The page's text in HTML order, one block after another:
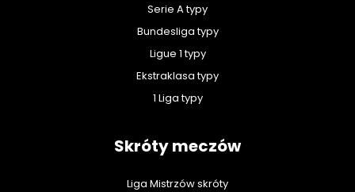
Serie A typy
Bundesliga typy
Ligue 1 typy
Ekstraklasa typy
1 Liga typy
Skróty meczów
Liga Mistrzów skróty